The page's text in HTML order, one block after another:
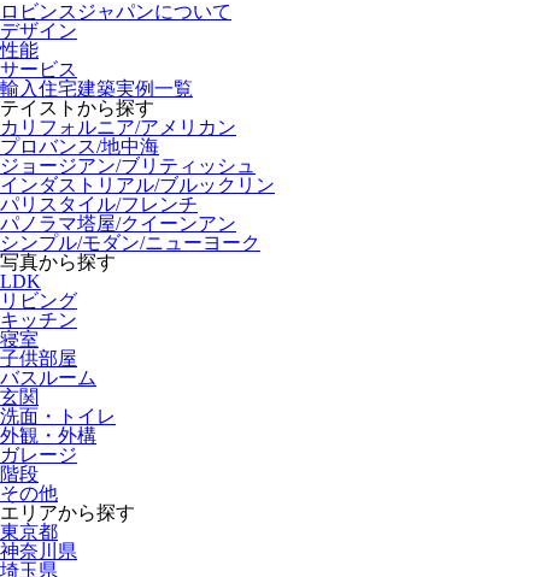
ロビンスジャパンについて
デザイン
性能
サービス
輸入住宅建築実例一覧
テイストから探す
カリフォルニア/アメリカン
プロバンス/地中海
ジョージアン/ブリティッシュ
インダストリアル/ブルックリン
パリスタイル/フレンチ
パノラマ塔屋/クイーンアン
シンプル/モダン/ニューヨーク
写真から探す
LDK
リビング
キッチン
寝室
子供部屋
バスルーム
玄関
洗面・トイレ
外観・外構
ガレージ
階段
その他
エリアから探す
東京都
神奈川県
埼玉県